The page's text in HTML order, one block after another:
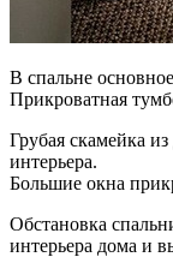
В спальне
Прикроватная
Грубая скамейка
интерьера.
Большие окна
Обстановка
интерьера дома и